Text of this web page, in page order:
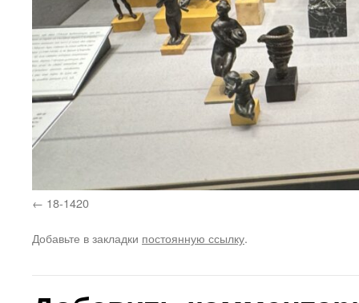
18-1420
Добавьте в закладки постоянную ссылку.